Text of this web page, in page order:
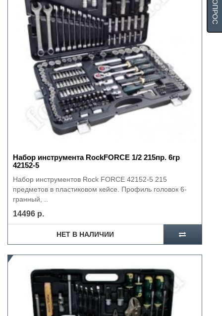
Набор инструмента RockFORCE 1/2 215пр. 6гр
42152-5
Набор инструментов Rock FORCE 42152-5 215
предметов в пластиковом кейсе. Профиль головок 6-
гранный, ..
14496 р.
НЕТ В НАЛИЧИИ